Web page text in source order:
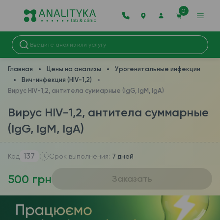
0
Главная Цены на анализы
Урогенитальные инфекции
Вич-инфекция (HIV-1,2)
Вирус HIV-1,2, антитела суммарные (IgG, IgM, IgA)
Вирус HIV-1,2, антитела суммарные
(IgG, IgM, IgA)
Код 137 Срок выполнения: 7 дней
500 грн Заказать